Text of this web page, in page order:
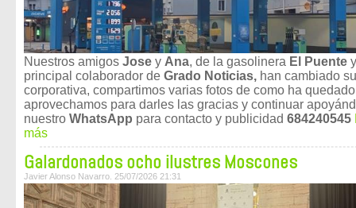
Nuestros amigos Jose y Ana, de la gasolinera El Puente y
principal colaborador de Grado Noticias, han cambiado
corporativa, compartimos varias fotos de como ha
aprovechamos para darles las gracias y continuar
nuestro WhatsApp para contacto y publicidad 684240545
más
Galardonados ocho ilustres Moscones
Javier Alonso Navarro. 25/07/2026 21:31